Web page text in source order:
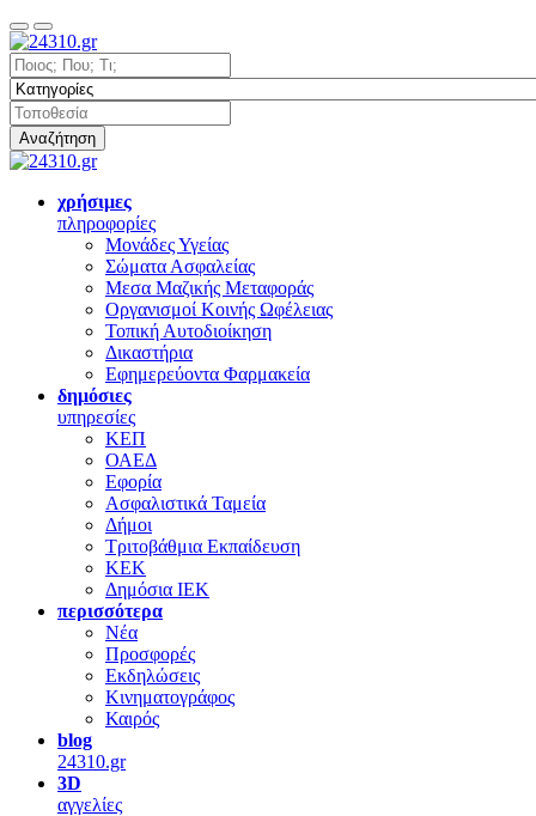
Αναζήτηση
χρήσιμες
πληροφορίες
Μονάδες Υγείας
Σώματα Ασφαλείας
Μεσα Μαζικής Μεταφοράς
Οργανισμοί Κοινής Ωφέλειας
Τοπική Αυτοδιοίκηση
Δικαστήρια
Εφημερεύοντα Φαρμακεία
δημόσιες
υπηρεσίες
ΚΕΠ
ΟΑΕΔ
Εφορία
Ασφαλιστικά Ταμεία
Δήμοι
Τριτοβάθμια Εκπαίδευση
ΚΕΚ
Δημόσια ΙΕΚ
περισσότερα
Νέα
Προσφορές
Εκδηλώσεις
Κινηματογράφος
Καιρός
blog
24310.gr
3D
αγγελίες